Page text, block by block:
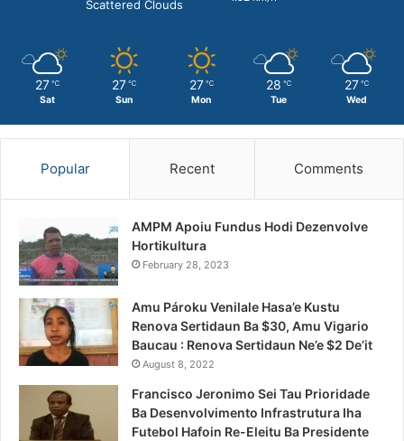
Scattered Clouds
27 ℃
Sat
27 ℃
Sun
27 ℃
Mon
28 ℃
Tue
27 ℃
Wed
Popular Recent Comments
AMPM Apoiu Fundus Hodi Dezenvolve
Hortikultura
February 28, 2023
Amu Pároku Venilale Hasa’e Kustu
Renova Sertidaun Ba $30, Amu Vigario
Baucau : Renova Sertidaun Ne’e $2 De’it
August 8, 2022
Francisco Jeronimo Sei Tau Prioridade
Ba Desenvolvimento Infrastrutura Iha
Futebol Hafoin Re-Eleitu Ba Presidente